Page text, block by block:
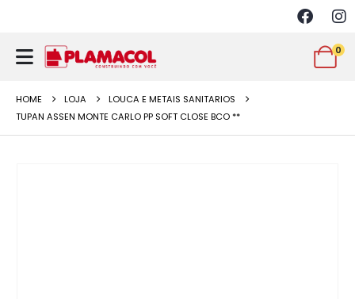
0
HOME LOJA
LOUCA E METAIS SANITARIOS
TUPAN ASSEN MONTE CARLO PP SOFT CLOSE BCO **